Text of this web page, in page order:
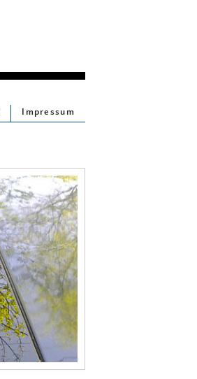
Impressum